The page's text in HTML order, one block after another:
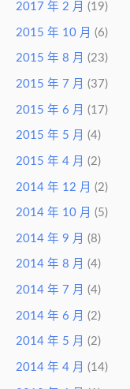
2017 年 2 月 (19)
2015 年 10 月 (6)
2015 年 8 月 (23)
2015 年 7 月 (37)
2015 年 6 月 (17)
2015 年 5 月 (4)
2015 年 4 月 (2)
2014 年 12 月 (2)
2014 年 10 月 (5)
2014 年 9 月 (8)
2014 年 8 月 (4)
2014 年 7 月 (4)
2014 年 6 月 (2)
2014 年 5 月 (2)
2014 年 4 月 (14)